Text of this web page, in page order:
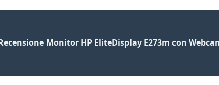
Monitor HP EliteDisplay E273m con